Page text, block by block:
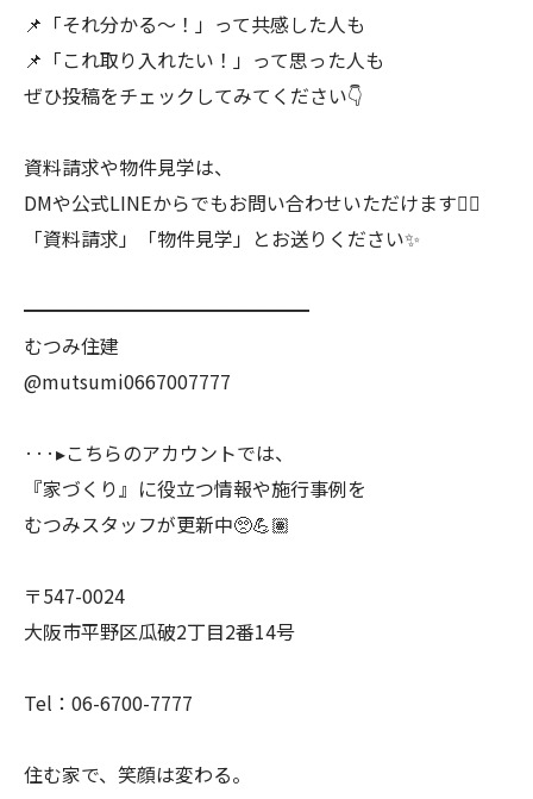
📌「それ分かる〜！」って共感した人も
📌「これ取り入れたい！」って思った人も
ぜひ投稿をチェックしてみてください👇
資料請求や物件見学は、
DMや公式LINEからでもお問い合わせいただけます💁‍♀️
「資料請求」「物件見学」とお送りください✨
━━━━━━━━━━━━━━━
むつみ住建
@mutsumi0667007777
···▸こちらのアカウントでは、
『家づくり』に役立つ情報や施行事例を
むつみスタッフが更新中🥺💪🏽
〒547-0024
大阪市平野区瓜破2丁目2番14号
Tel：06-6700-7777
住む家で、笑顔は変わる。